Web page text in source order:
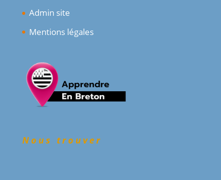
Admin site
Mentions légales
Nous trouver